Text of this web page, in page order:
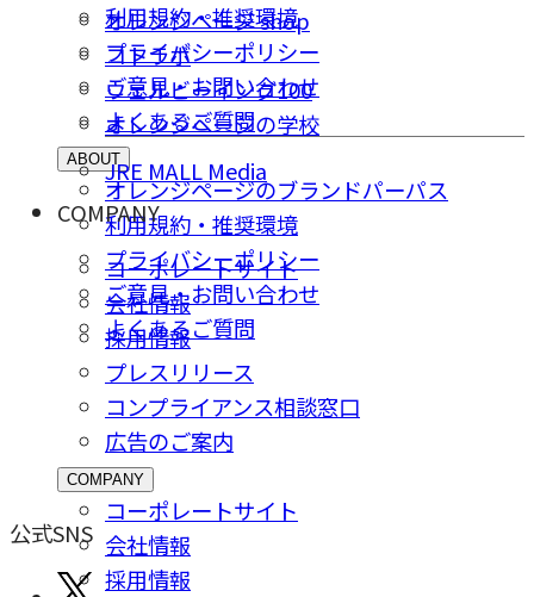
オレンジページ shop
コトラボ
ウェルビーイング100
オレンジページの学校
JRE MALL Media
利用規約・推奨環境
プライバシーポリシー
ご意⾒・お問い合わせ
よくあるご質問
ABOUT
オレンジページのブランドパーパス
利用規約・推奨環境
プライバシーポリシー
ご意⾒・お問い合わせ
よくあるご質問
COMPANY
コーポレートサイト
会社情報
採⽤情報
プレスリリース
コンプライアンス相談窓⼝
広告のご案内
COMPANY
コーポレートサイト
会社情報
採⽤情報
公式SNS